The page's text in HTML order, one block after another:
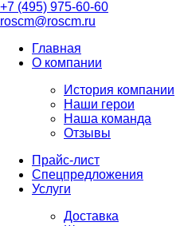
+7 (495) 975-60-60
roscm@roscm.ru
Главная
О компании
История компании
Наши герои
Наша команда
Отзывы
Прайс-лист
Спецпредложения
Услуги
Доставка